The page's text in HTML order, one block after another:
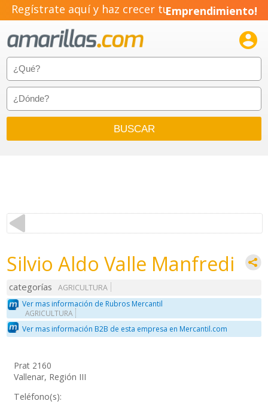
Regístrate aquí y haz crecer tuEmprendimiento!

Silvio Aldo Valle Manfredi
categorías
AGRICULTURA
Ver mas información de Rubros Mercantil
AGRICULTURA
Ver mas información B2B de esta empresa en Mercantil.com
Prat 2160
Vallenar, Región III
Teléfono(s):